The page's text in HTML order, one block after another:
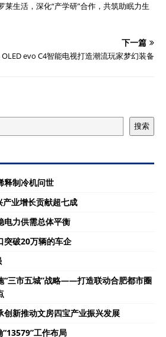
莱生活，深化“产学研”合作，共筑助眠力生
下一篇
evo C4智能电视打造潮流玩家梦幻装备
搜索
释制冷机问世
产业增长贡献超七成
电力供需总体平衡
突破20万辆的车企
“三市五城”战略——打造联动合肥都市圈
创新推动文房四宝产业振兴发展
工作布局